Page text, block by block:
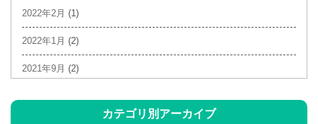
2022年2月 (1)
2022年1月 (2)
2021年9月 (2)
カテゴリ別アーカイブ